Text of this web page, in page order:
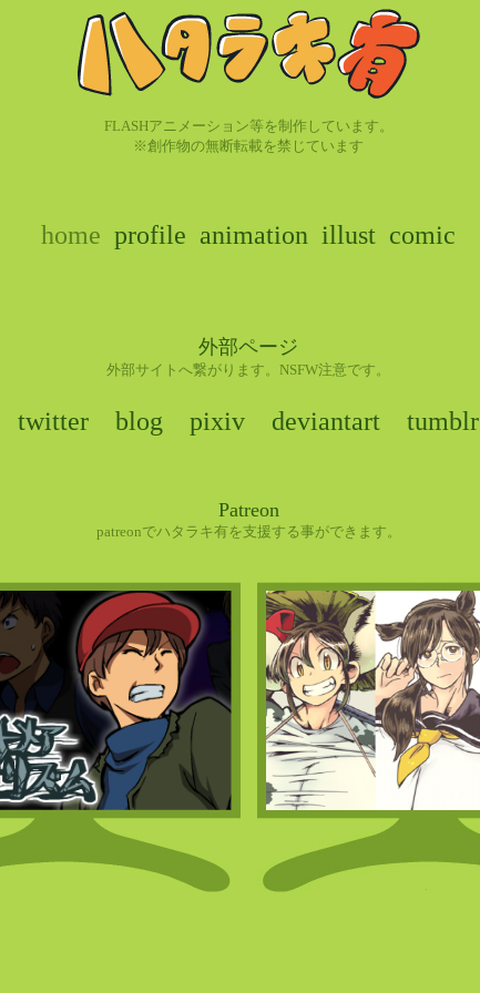
FLASHアニメーション等を制作しています。
※創作物の無断転載を禁じています
home profile animation illust comic
外部ページ
外部サイトへ繋がります。NSFW注意です。
twitter blog pixiv deviantart tumblr
Patreon
patreonでハタラキ有を支援する事ができます。